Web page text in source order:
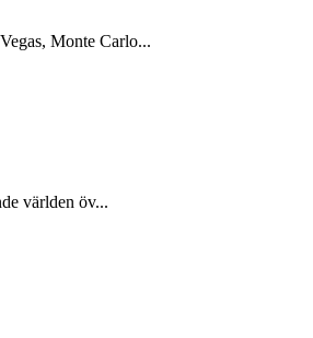
Monte Carlo...
världen öv...